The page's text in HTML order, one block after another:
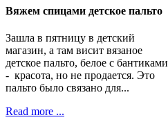
Вяжем спицами детское пальто
Зашла в пятницу в детский
магазин, а там висит вязаное
детское пальто, белое с бантиками
- красота, но не продается. Это
пальто было связано для...
Read more ...